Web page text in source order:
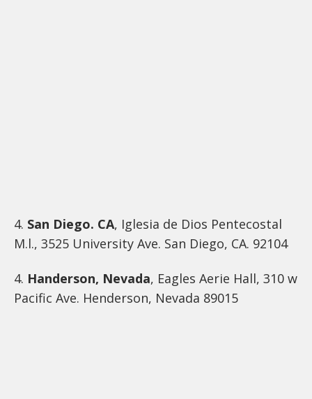
4. San Diego. CA, Iglesia de Dios Pentecostal
M.l., 3525 University Ave. San Diego, CA. 92104
4. Handerson, Nevada, Eagles Aerie Hall, 310 w
Pacific Ave. Henderson, Nevada 89015